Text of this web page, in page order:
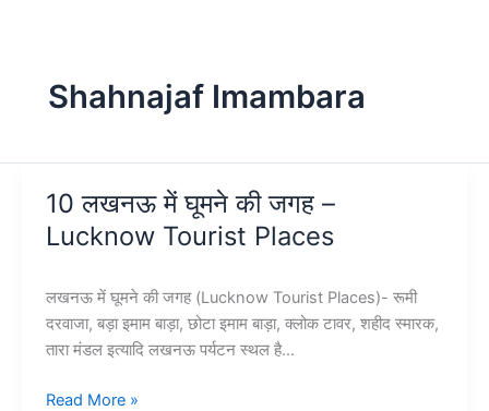
Shahnajaf Imambara
10 लखनऊ में घूमने की जगह –
Lucknow Tourist Places
लखनऊ में घूमने की जगह (Lucknow Tourist Places)- रूमी
दरवाजा, बड़ा इमाम बाड़ा, छोटा इमाम बाड़ा, क्लोक टावर, शहीद स्मारक,
तारा मंडल इत्यादि लखनऊ पर्यटन स्थल है…
10
Read More »